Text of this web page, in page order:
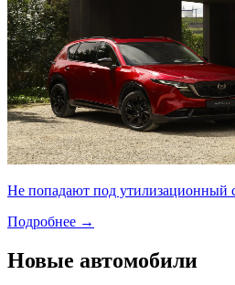
Не попадают под утилизационный
Подробнее →
Новые автомобили